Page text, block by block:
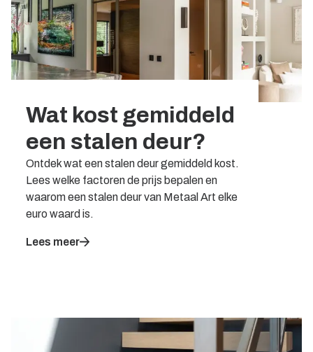
Wat kost gemiddeld
een stalen deur?
Ontdek wat een stalen deur gemiddeld kost.
Lees welke factoren de prijs bepalen en
waarom een stalen deur van Metaal Art elke
euro waard is.
Lees meer